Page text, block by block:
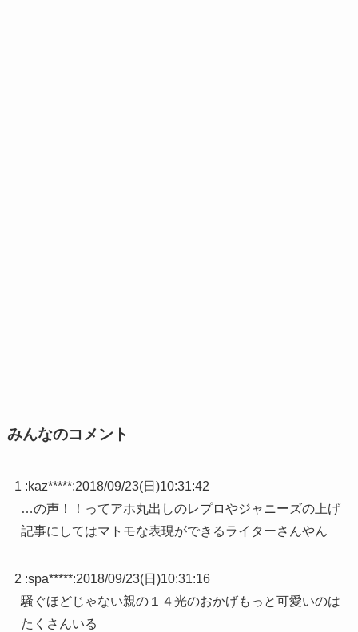
みんなのコメント
1 :kaz*****:2018/09/23(日)10:31:42
…の声！！ってアホ丸出しのレプロやジャニーズの上げ
記事にしてはマトモな表現ができるライターさんやん
2 :spa*****:2018/09/23(日)10:31:16
騒ぐほどじゃない親の１４光のおかげもっと可愛いのは
たくさんいる